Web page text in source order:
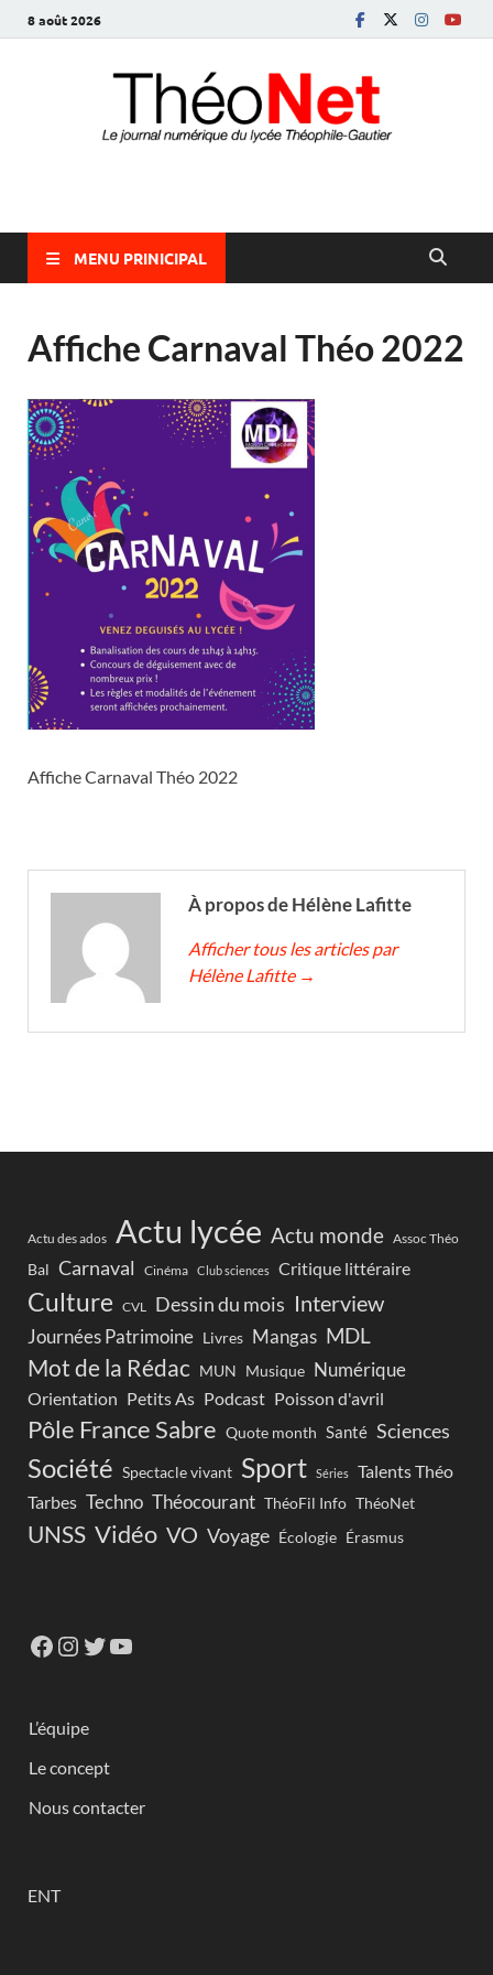
8 août 2026
ThéoNet
MENU PRINICIPAL
Affiche Carnaval Théo 2022
Affiche Carnaval Théo 2022
À propos de Hélène Lafitte
Afficher tous les articles par
Hélène Lafitte →
Actu des ados Actu lycée Actu monde Assoc Théo
Bal Carnaval Cinéma Club sciences Critique littéraire
Culture CVL Dessin du mois Interview
Journées Patrimoine Livres Mangas MDL
Mot de la Rédac MUN Musique Numérique
Orientation Petits As Podcast Poisson d'avril
Pôle France Sabre Quote month Santé Sciences
Société Spectacle vivant Sport Séries
Talents Théo
Tarbes Techno Théocourant ThéoFil Info ThéoNet
UNSS Vidéo VO Voyage Écologie Érasmus
L’équipe
Le concept
Nous contacter
ENT